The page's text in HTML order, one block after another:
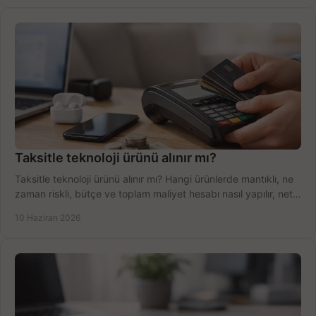
Taksitle teknoloji ürünü alınır mı?
Taksitle teknoloji ürünü alınır mı? Hangi ürünlerde mantıklı, ne
zaman riskli, bütçe ve toplam maliyet hesabı nasıl yapılır, net
10 Haziran 2026